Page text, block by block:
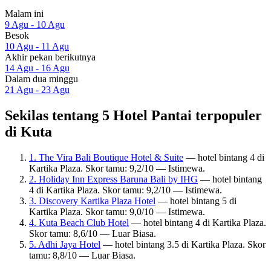
Malam ini
9 Agu - 10 Agu
Besok
10 Agu - 11 Agu
Akhir pekan berikutnya
14 Agu - 16 Agu
Dalam dua minggu
21 Agu - 23 Agu
Sekilas tentang 5 Hotel Pantai terpopuler
di Kuta
1. The Vira Bali Boutique Hotel & Suite — hotel bintang 4 di
Kartika Plaza. Skor tamu: 9,2/10 — Istimewa.
2. Holiday Inn Express Baruna Bali by IHG — hotel bintang
4 di Kartika Plaza. Skor tamu: 9,2/10 — Istimewa.
3. Discovery Kartika Plaza Hotel — hotel bintang 5 di
Kartika Plaza. Skor tamu: 9,0/10 — Istimewa.
4. Kuta Beach Club Hotel — hotel bintang 4 di Kartika Plaza.
Skor tamu: 8,6/10 — Luar Biasa.
5. Adhi Jaya Hotel — hotel bintang 3.5 di Kartika Plaza. Skor
tamu: 8,8/10 — Luar Biasa.